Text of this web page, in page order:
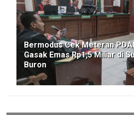
Bermodus Cek Meteran
Gasak Emas Rp1,5 Miliar di
Buron